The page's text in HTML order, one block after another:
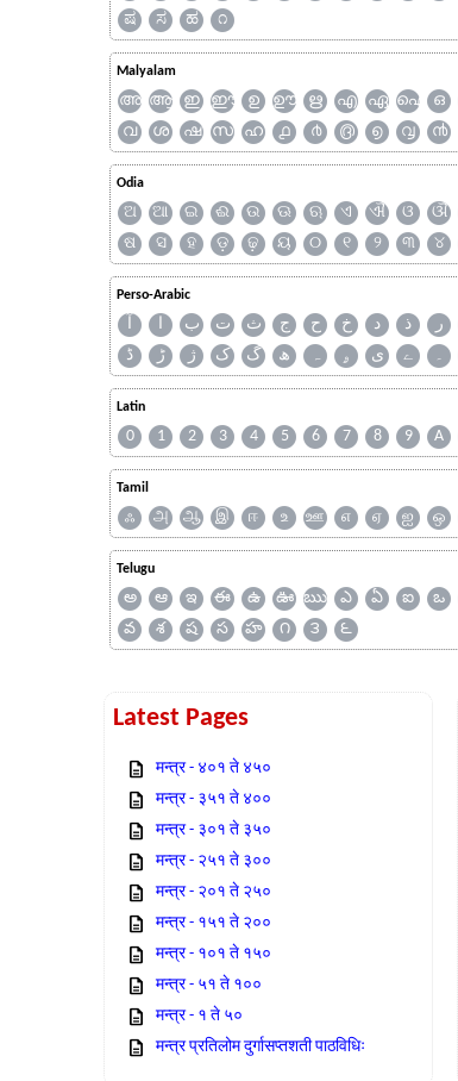
ಷ
ಸ ಹ ೧
Malyalam
അ ആ ഇ ഈ ഉ ഊ ഋ എ ഏ ഐ ഒ
വ
ശ ഷ സ ഹ ൧ ൪ ൫ ൭ ൮ ൯
Odia
ଅ ଆ ଇ ଈ ଉ ଊ ଋ ଏ ଐ ଓ ଔ
ଷ
ସ ହ ଡ଼ ଢ଼ ୟ ୦ ୧ ୨ ୩ ୪
Perso-Arabic
آ ا ب ت ث ج ح خ د ذ ر
ڈ
ڑ ژ ک گ ھ ہ ۄ ی ے ۔
Latin
0 1 2 3 4 5 6 7 8 9 A
Tamil
ஃ அ ஆ இ ஈ உ ஊ எ ஏ ஐ ஒ
Telugu
అ ఆ ఇ ఈ ఉ ఊ ఋ ఎ ఏ ఐ ఒ
వ
శ ష స హ ౧ ౩ ౬
Latest Pages
मन्त्र - ४०१ ते ४५०
मन्त्र - ३५१ ते ४००
मन्त्र - ३०१ ते ३५०
मन्त्र - २५१ ते ३००
मन्त्र - २०१ ते २५०
मन्त्र - १५१ ते २००
मन्त्र - १०१ ते १५०
मन्त्र - ५१ ते १००
मन्त्र - १ ते ५०
मन्त्र प्रतिलोम दुर्गासप्तशती पाठविधिः